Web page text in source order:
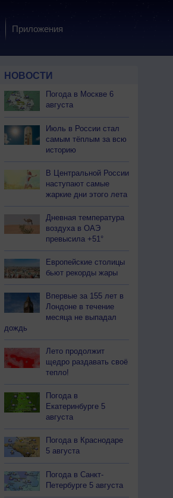
Приложения
НОВОСТИ
Погода в Москве 6
августа
Июль в России стал
самым тёплым за всю
историю
В Центральной России
наступают самые
жаркие дни этого лета
Дневная температура
воздуха в ОАЭ
превысила +51°
Европейские столицы
бьют рекорды жары
Впервые за 155 лет в
Лондоне в течение
месяца не выпадал
дождь
Лето продолжит
щедро раздавать своё
тепло!
Погода в
Екатеринбурге 5
августа
Погода в Краснодаре
5 августа
Погода в Санкт-
Петербурге 5 августа